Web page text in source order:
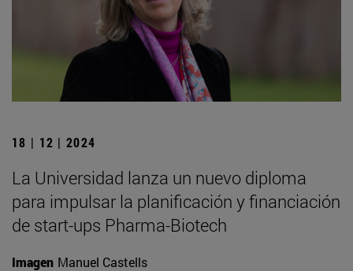
18 | 12 | 2024
La Universidad lanza un nuevo diploma
para impulsar la planificación y financiación
de start-ups Pharma-Biotech
Imagen Manuel Castells